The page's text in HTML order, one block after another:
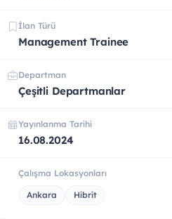
İlan Türü
Management Trainee
Departman
Çeşitli Departmanlar
Yayınlanma Tarihi
16.08.2024
Çalışma Lokasyonları
Ankara Hibrit